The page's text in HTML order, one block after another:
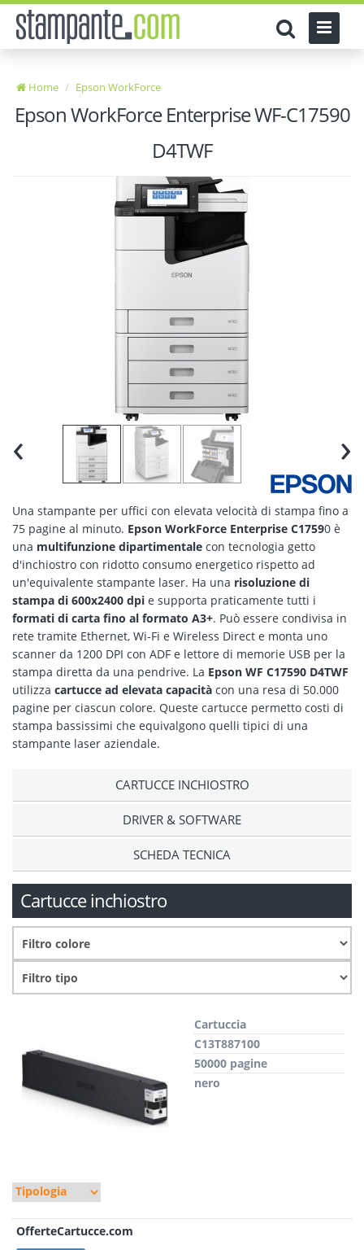
Home Epson WorkForce
Epson WorkForce Enterprise WF-C17590
D4TWF
‹ ›
Una stampante per uffici con elevata velocità di stampa fino a
75 pagine al minuto. Epson WorkForce Enterprise C17590 è
una multifunzione dipartimentale con tecnologia getto
d'inchiostro con ridotto consumo energetico rispetto ad
un'equivalente stampante laser. Ha una risoluzione di
stampa di 600x2400 dpi e supporta praticamente tutti i
formati di carta fino al formato A3+. Può essere condivisa in
rete tramite Ethernet, Wi-Fi e Wireless Direct e monta uno
scanner da 1200 DPI con ADF e lettore di memorie USB per la
stampa diretta da una pendrive. La Epson WF C17590 D4TWF
utilizza cartucce ad elevata capacità con una resa di 50.000
pagine per ciascun colore. Queste cartucce permetto costi di
stampa bassissimi che equivalgono quelli tipici di una
stampante laser aziendale.
CARTUCCE INCHIOSTRO
DRIVER & SOFTWARE
SCHEDA TECNICA
Cartucce inchiostro
Cartuccia
C13T887100
50000 pagine
nero
OfferteCartucce.com